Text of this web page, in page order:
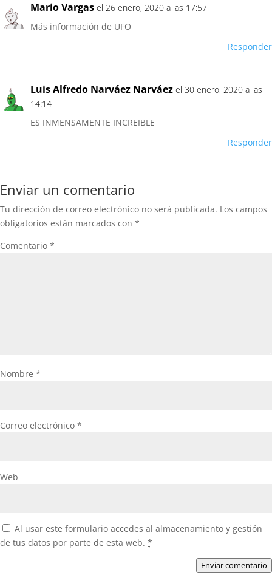
Mario Vargas el 26 enero, 2020 a las 17:57
Más información de UFO
Responder
Luis Alfredo Narváez Narváez el 30 enero, 2020 a las
14:14
ES INMENSAMENTE INCREIBLE
Responder
Enviar un comentario
Tu dirección de correo electrónico no será publicada. Los campos
obligatorios están marcados con *
Comentario *
Nombre *
Correo electrónico *
Web
Al usar este formulario accedes al almacenamiento y gestión
de tus datos por parte de esta web. *
Enviar comentario